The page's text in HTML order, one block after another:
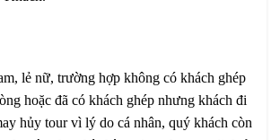
lẻ nữ, trường hợp không có khách ghép
hoặc đã có khách ghép nhưng khách đi
hủy tour vì lý do cá nhân, quý khách còn